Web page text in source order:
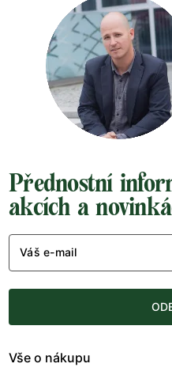
Přednostní
akcích a
Váš e-mail
Vše o nákupu